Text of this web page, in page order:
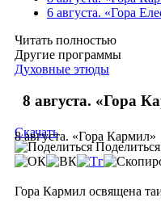
6 августа. «Гора
Читать полностью
Другие программы
Духовные этюды
8 августа. «Гора
8 августа. «Гора Кармил»
Скачать
Поделиться
Гора Кармил освящена